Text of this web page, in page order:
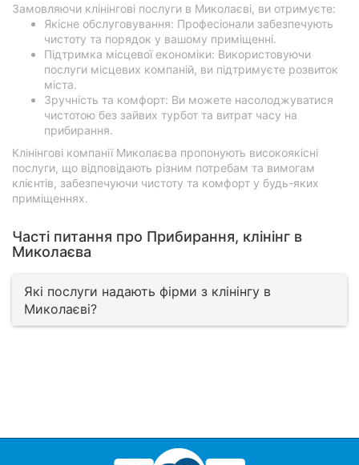
Замовляючи клінінгові послуги в Миколаєві, ви отримуєте:
Якісне обслуговування: Професіонали забезпечують
чистоту та порядок у вашому приміщенні.
Підтримка місцевої економіки: Використовуючи
послуги місцевих компаній, ви підтримуєте розвиток
міста.
Зручність та комфорт: Ви можете насолоджуватися
чистотою без зайвих турбот та витрат часу на
прибирання.
Клінінгові компанії Миколаєва пропонують високоякісні
послуги, що відповідають різним потребам та вимогам
клієнтів, забезпечуючи чистоту та комфорт у будь-яких
приміщеннях.
Часті питання про Прибирання, клінінг в
Миколаєва
Які послуги надають фірми з клінінгу в
Миколаєві?